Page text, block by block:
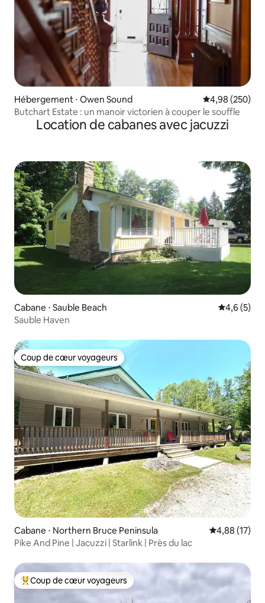
Hébergement ⋅ Owen Sound Évaluation
4,98 (250)
Butchart Estate : un manoir victorien à couper le souffle
Location de cabanes avec jacuzzi
Cabane ⋅ Sauble Beach Évaluation
4,6 (5)
Sauble Haven
Coup de cœur voyageurs
Coup de cœur voyageurs
Cabane ⋅ Northern Bruce Peninsula Évaluation
4,88 (17)
Pike And Pine | Jacuzzi | Starlink | Près du lac
Coups de cœur voyageurs les plus appréciés
Coup de cœur voyageurs